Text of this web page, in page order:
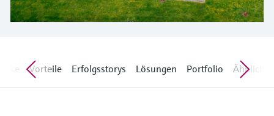
Device Viewer
Ersatzteilsuche
Füllstandsmessung
Alle ansehen
Analysatoren für Härte, Eisen,
Prozessphotometer
Mikrowellentransmission
Vorteile Erfolgsstorys Lösungen Portfolio Ähnliche